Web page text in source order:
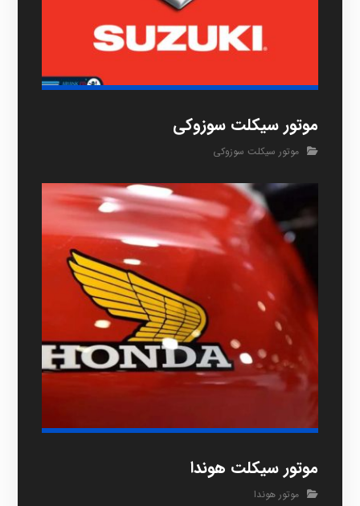
موتور سیکلت سوزوکی
موتور سیکلت سوزوکی
موتور سیکلت هوندا
موتور هوندا